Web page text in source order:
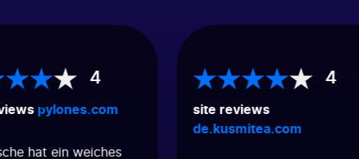
4
pylones.com
hat ein weiches
4
site reviews
de.kusmitea.com